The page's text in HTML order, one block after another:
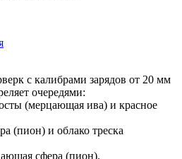
с калибрами зарядов от 20 мм
очередями:
(мерцающая ива) и красное
(пион) и облако треска
сфера (пион).